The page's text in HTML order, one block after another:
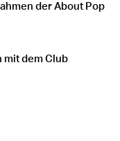
der About Pop
mit dem Club